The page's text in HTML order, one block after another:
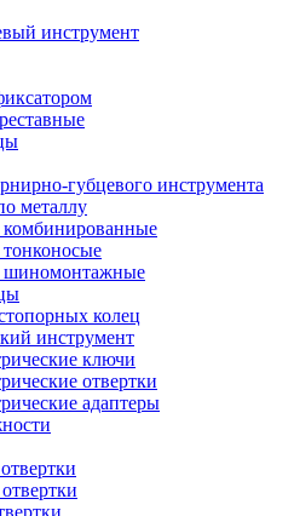
инструмент
губцевого инструмента
металлу
шиномонтажные
колец
инструмент
ключи
отвертки
адаптеры